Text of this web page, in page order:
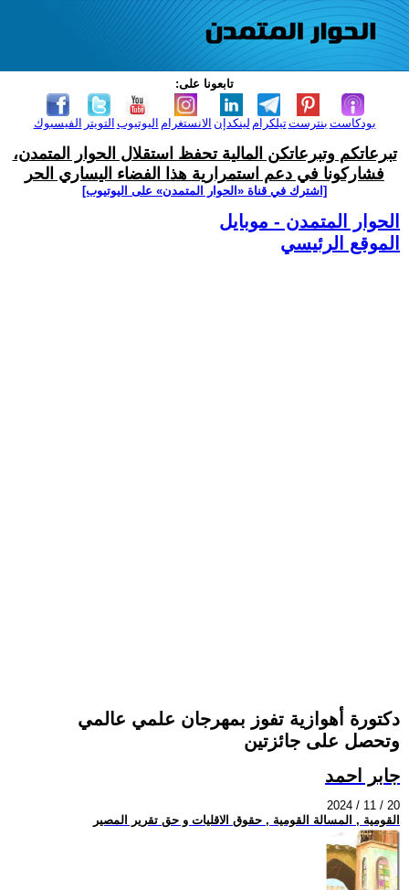
تابعونا على:
الفيسبوك التويتر اليوتيوب الانستغرام لينكدإن تيلكرامبنترست بودكاست
تبرعاتكم وتبرعاتكن المالية تحفظ استقلال الحوار المتمدن،
فشاركونا في دعم استمرارية هذا الفضاء اليساري الحر
[اشترك في قناة ‫«الحوار المتمدن» على اليوتيوب]
الحوار المتمدن - موبايل
الموقع الرئيسي
دكتورة أهوازية تفوز بمهرجان علمي عالمي
وتحصل على جائزتين
جابر احمد
2024 / 11 / 20
القومية , المسالة القومية , حقوق الاقليات و حق تقرير المصير